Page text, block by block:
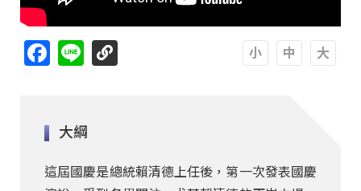
Facebook
Line
大綱
這屆國慶是總統賴清德上任後，第一次發表國慶